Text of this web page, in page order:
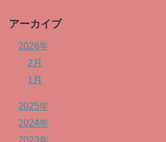
アーカイブ
2026年
2月
1月
2025年
2024年
2023年